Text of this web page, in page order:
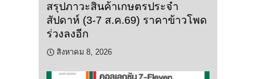
สรุปภาวะสินค้าเกษตรประจำ
สัปดาห์ (3-7 ส.ค.69) ราคาข้าวโพด
ร่วงลงอีก
สิงหาคม 8, 2026